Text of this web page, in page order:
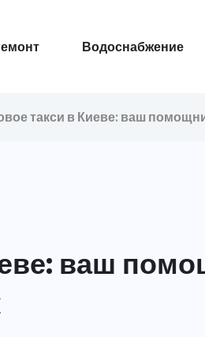
Водоснабжение
такси в Киеве: ваш
ваш